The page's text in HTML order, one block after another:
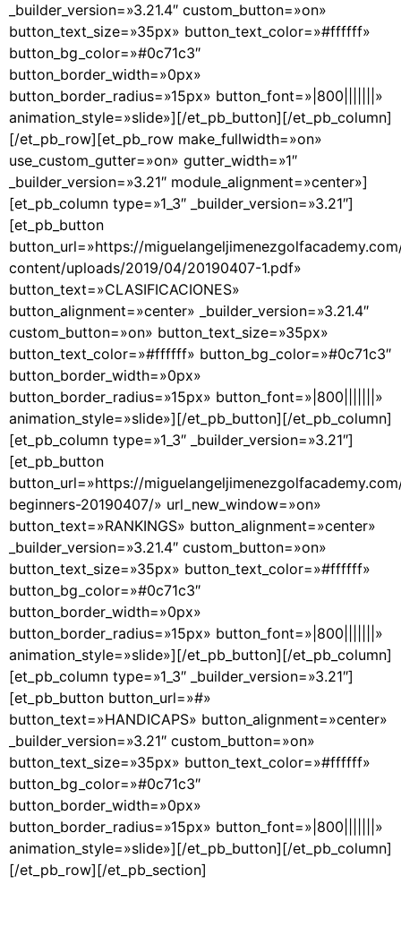
_builder_version=»3.21.4″ custom_button=»on»
button_text_size=»35px» button_text_color=»#ffffff»
button_bg_color=»#0c71c3″
button_border_width=»0px»
button_border_radius=»15px» button_font=»|800|||||||»
animation_style=»slide»][/et_pb_button][/et_pb_column]
[/et_pb_row][et_pb_row make_fullwidth=»on»
use_custom_gutter=»on» gutter_width=»1″
_builder_version=»3.21″ module_alignment=»center»]
[et_pb_column type=»1_3″ _builder_version=»3.21″]
[et_pb_button
button_url=»https://
content/uploads/2019/04/20190407-1.pdf»
button_text=»CLASIFICACIONES»
button_alignment=»center» _builder_version=»3.21.4″
custom_button=»on» button_text_size=»35px»
button_text_color=»#ffffff» button_bg_color=»#0c71c3″
button_border_width=»0px»
button_border_radius=»15px» button_font=»|800|||||||»
animation_style=»slide»][/et_pb_button][/et_pb_column]
[et_pb_column type=»1_3″ _builder_version=»3.21″]
[et_pb_button
button_url=»https://
beginners-20190407/» url_new_window=»on»
button_text=»RANKINGS» button_alignment=»center»
_builder_version=»3.21.4″ custom_button=»on»
button_text_size=»35px» button_text_color=»#ffffff»
button_bg_color=»#0c71c3″
button_border_width=»0px»
button_border_radius=»15px» button_font=»|800|||||||»
animation_style=»slide»][/et_pb_button][/et_pb_column]
[et_pb_column type=»1_3″ _builder_version=»3.21″]
[et_pb_button button_url=»#»
button_text=»HANDICAPS» button_alignment=»center»
_builder_version=»3.21″ custom_button=»on»
button_text_size=»35px» button_text_color=»#ffffff»
button_bg_color=»#0c71c3″
button_border_width=»0px»
button_border_radius=»15px» button_font=»|800|||||||»
animation_style=»slide»][/et_pb_button][/et_pb_column]
[/et_pb_row][/et_pb_section]